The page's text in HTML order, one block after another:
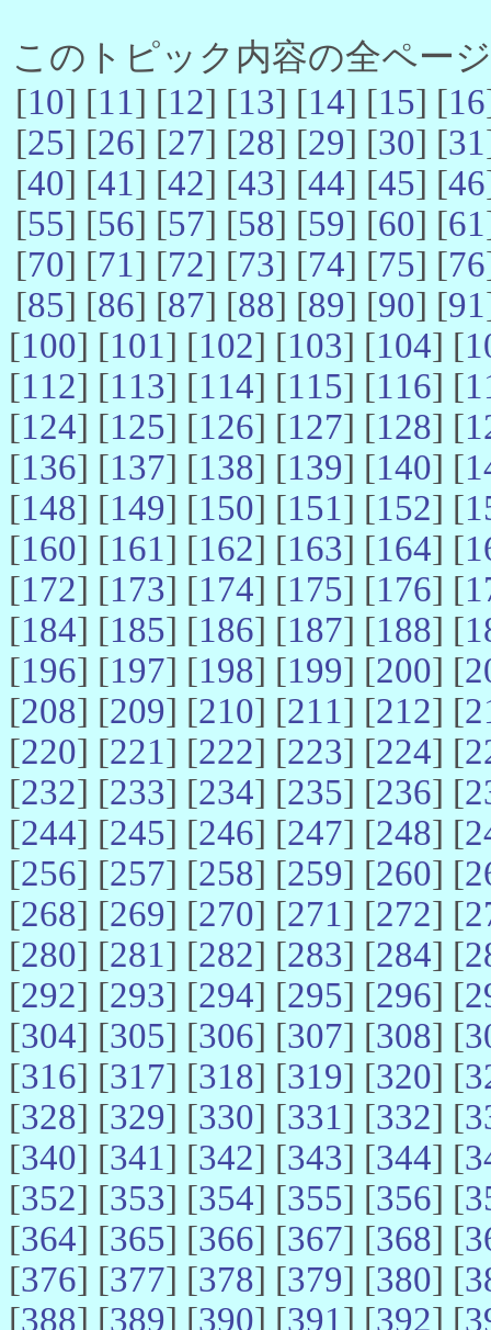
このトピック内容の全ペー
[10] [11] [12] [13] [14] [15] [16
[25] [26] [27] [28] [29] [30] [31
[40] [41] [42] [43] [44] [45] [46
[55] [56] [57] [58] [59] [60] [61
[70] [71] [72] [73] [74] [75] [76
[85] [86] [87] [88] [89] [90] [91
[100] [101] [102] [103] [104] [
[112] [113] [114] [115] [116] [
[124] [125] [126] [127] [128] [
[136] [137] [138] [139] [140] [
[148] [149] [150] [151] [152] [
[160] [161] [162] [163] [164] [
[172] [173] [174] [175] [176] [
[184] [185] [186] [187] [188] [
[196] [197] [198] [199] [200] [
[208] [209] [210] [211] [212] [
[220] [221] [222] [223] [224] [
[232] [233] [234] [235] [236] [
[244] [245] [246] [247] [248] [
[256] [257] [258] [259] [260] [
[268] [269] [270] [271] [272] [
[280] [281] [282] [283] [284] [
[292] [293] [294] [295] [296] [
[304] [305] [306] [307] [308] [
[316] [317] [318] [319] [320] [
[328] [329] [330] [331] [332] [
[340] [341] [342] [343] [344] [
[352] [353] [354] [355] [356] [
[364] [365] [366] [367] [368] [
[376] [377] [378] [379] [380] [
[388] [389] [390] [391] [392] [